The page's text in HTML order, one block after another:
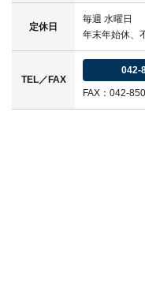
定休日
毎週 水曜日
年末年始休、
TEL／FAX
042-
FAX：042-